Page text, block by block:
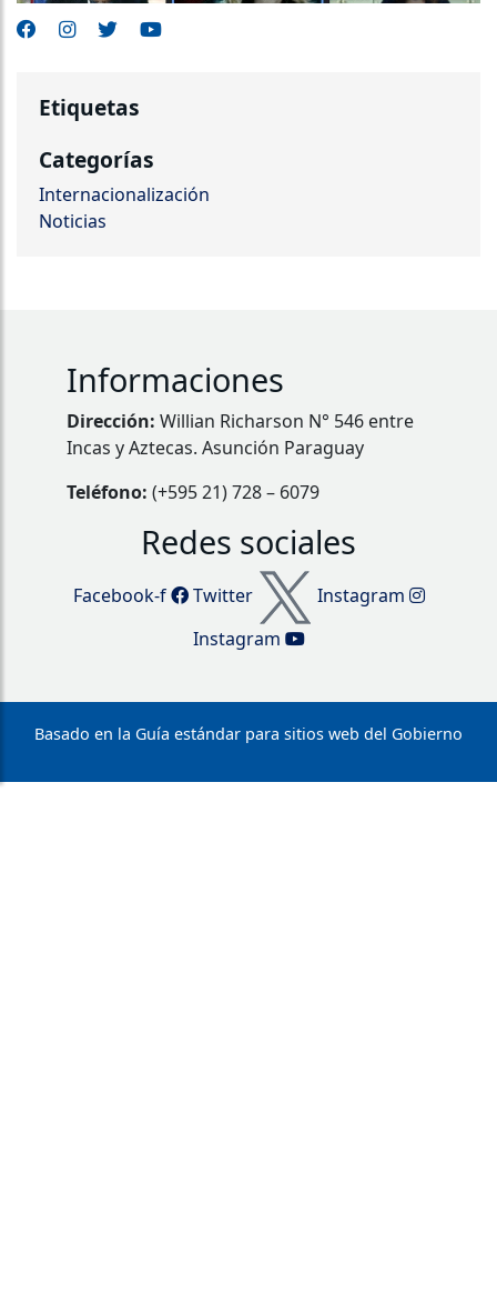
Etiquetas
Categorías
Internacionalización
Noticias
Informaciones
Dirección: Willian Richarson N° 546 entre
Incas y Aztecas. Asunción Paraguay
Teléfono: (+595 21) 728 – 6079
Redes sociales
Facebook-f Twitter
Instagram
Instagram
Basado en la Guía estándar para sitios web del Gobierno